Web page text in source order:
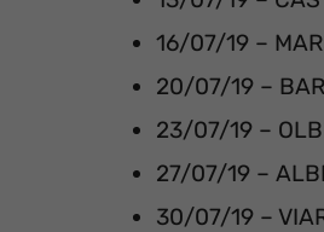
16/07/19 –
20/07/19 –
23/07/19 –
27/07/19 –
30/07/19 –